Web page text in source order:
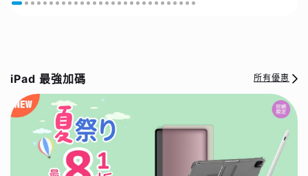
iPad 最強加碼 所有優惠